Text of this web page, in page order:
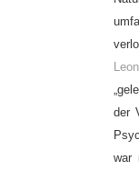
der
war